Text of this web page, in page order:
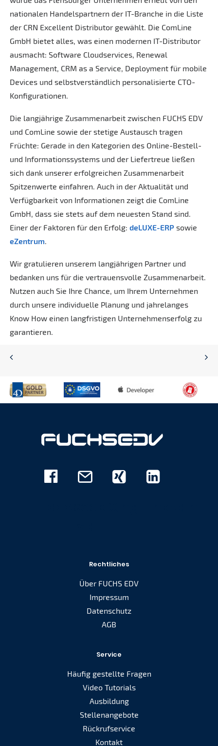
nationalen Handelspartnern der IT-Branche in die Liste
der CRN Excellent Distributor gewählt. Die ComLine
GmbH bietet alles, was einen modernen IT-Distributor
ausmacht: Software Cloudservices, Renewal
Management, CRM as a Service, Deployment für mobile
Devices und selbstverständlich personalisierte CTO-
Konfigurationen.
Die langjährige Zusammenarbeit zwischen FUCHS EDV
und ComLine sowie der stetige Austausch tragen
Früchte: Gerade in den Kategorien des Online-Bestell-
und Informationssystems und der Liefertreue ließen
sich dank unserer erfolgreichen Zusammenarbeit
Spitzenwerte einfahren. Auch in der Aktualität und
Verfügbarkeit von Informationen zeigt die ComLine
GmbH, dass sie stets auf dem neuesten Stand sind.
Einer der Faktoren für den Erfolg: deLUXE-ERP sowie
eZentrum.
Wir gratulieren unserem langjährigen Partner und
bedanken uns für die vertrauensvolle Zusammenarbeit.
Nutzen auch Sie Ihre Chance, um Ihrem Unternehmen
durch unsere individuelle Planung und jahrelanges
Know How einen langfristigen Unternehmenserfolg zu
garantieren.
Rechtliches
Über FUCHS EDV
Impressum
Datenschutz
AGB
Service
Häufig gestellte Fragen
Video Tutorials
Ausbildung
Stellenangebote
Rückrufservice
Kontakt